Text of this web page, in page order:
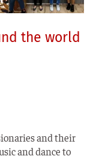
the world
and their
and dance to